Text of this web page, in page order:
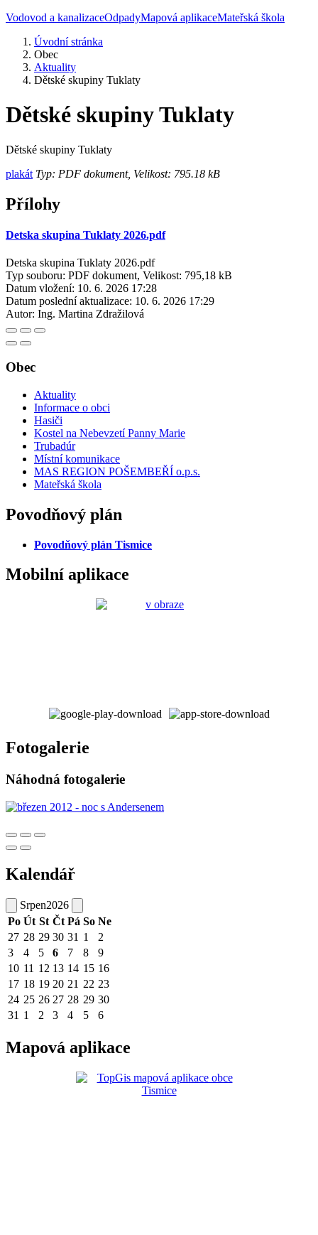
Vodovod a kanalizaceOdpadyMapová aplikaceMateřská škola
Úvodní stránka
Obec
Aktuality
Dětské skupiny Tuklaty
Dětské skupiny Tuklaty
Dětské skupiny Tuklaty
plakát Typ: PDF dokument, Velikost: 795.18 kB
Přílohy
Detska skupina Tuklaty 2026.pdf
Detska skupina Tuklaty 2026.pdf
Typ souboru: PDF dokument, Velikost: 795,18 kB
Datum vložení: 10. 6. 2026 17:28
Datum poslední aktualizace: 10. 6. 2026 17:29
Autor: Ing. Martina Zdražilová
Obec
Aktuality
Informace o obci
Hasiči
Kostel na Nebevzetí Panny Marie
Trubadúr
Místní komunikace
MAS REGION POŠEMBEŘÍ o.p.s.
Mateřská škola
Povodňový plán
Povodňový plán Tismice
Mobilní aplikace
Fotogalerie
Náhodná fotogalerie
Kalendář
Srpen2026
Po Út St Čt Pá So Ne
27 28 29 30 31 1
2
3
4 5 6 7 8
9
10 11 12 13 14 15 16
17 18 19 20 21 22 23
24 25 26 27 28 29 30
31 1 2 3 4 5 6
Mapová aplikace